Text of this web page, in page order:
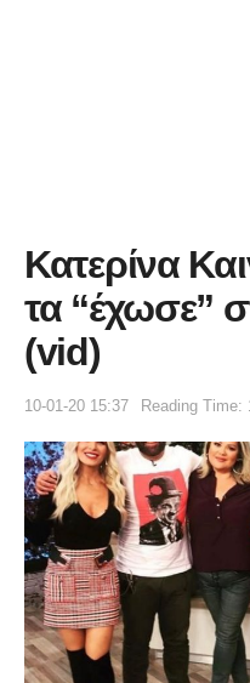
Κατερίνα
τα “έχωσε”
(vid)
10-01-20 15:37 Reading Time: